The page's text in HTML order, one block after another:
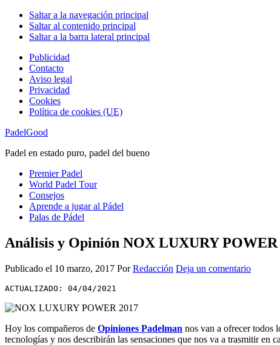
Saltar a la navegación principal
Saltar al contenido principal
Saltar a la barra lateral principal
Publicidad
Contacto
Aviso legal
Privacidad
Cookies
Política de cookies (UE)
PadelGood
Padel en estado puro, padel del bueno
Premier Padel
World Padel Tour
Consejos
Aprende a jugar al Pádel
Palas de Pádel
Análisis y Opinión NOX LUXURY POWER
Publicado el 10 marzo, 2017 PorRedacción Deja un comentario
ACTUALIZADO: 04/04/2021
Hoy los compañeros de Opiniones Padelman nos van a ofrecer todos
tecnologías y nos describirán las sensaciones que nos va a trasmitir en